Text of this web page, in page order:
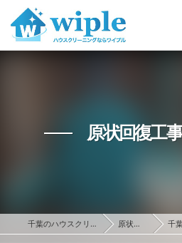
原状回復工
千葉のハウスクリーニング・原状回復ならwiple 原状回復工事ブログ 千葉県鎌